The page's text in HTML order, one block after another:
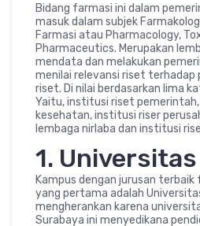
Bidang farmasi ini dalam
masuk dalam subjek
Farmasi atau Pharmacology,
Pharmaceutics. Merupakan
mendata dan melakukan
menilai relevansi riset terhadap
riset. Di nilai berdasarkan lima
Yaitu, institusi riset
kesehatan, institusi riser
lembaga nirlaba dan institusi
1.
Kampus dengan jurusan terbaik
yang pertama adalah
mengherankan karena
Surabaya ini menyedikana